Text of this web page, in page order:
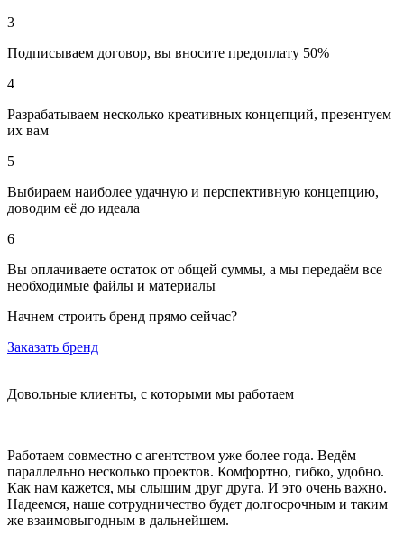
3
Подписываем договор, вы вносите предоплату 50%
4
Разрабатываем несколько креативных концепций, презентуем
их вам
5
Выбираем наиболее удачную и перспективную концепцию,
доводим её до идеала
6
Вы оплачиваете остаток от общей суммы, а мы передаём все
необходимые файлы и материалы
Начнем строить бренд прямо сейчас?
Заказать бренд
Довольные клиенты, с которыми мы работаем
Работаем совместно с агентством уже более года. Ведём
параллельно несколько проектов. Комфортно, гибко, удобно.
Как нам кажется, мы слышим друг друга. И это очень важно.
Надеемся, наше сотрудничество будет долгосрочным и таким
же взаимовыгодным в дальнейшем.